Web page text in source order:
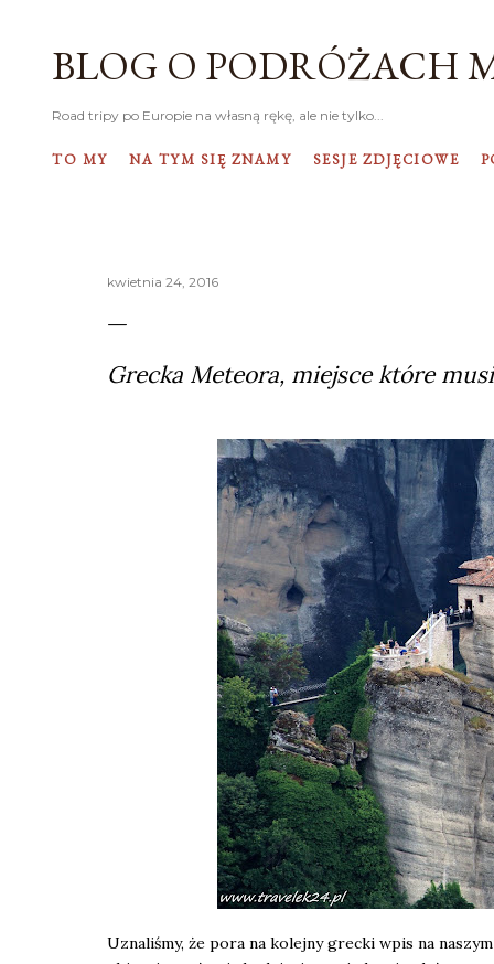
BLOG O PODRÓŻACH
Road tripy po Europie na własną rękę, ale nie tylko...
TO MY NA TYM SIĘ ZNAMY SESJE ZDJĘCIOWE
kwietnia 24, 2016
Grecka Meteora, miejsce które
Uznaliśmy, że pora na kolejny grecki wpis na